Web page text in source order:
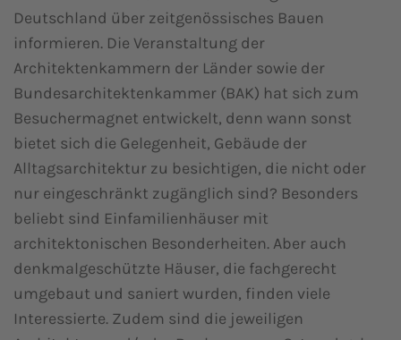
Deutschland über zeitgenössisches Bauen
informieren. Die Veranstaltung der
Architektenkammern der Länder sowie der
Bundesarchitektenkammer (BAK) hat sich zum
Besuchermagnet entwickelt, denn wann sonst
bietet sich die Gelegenheit, Gebäude der
Alltagsarchitektur zu besichtigen, die nicht oder
nur eingeschränkt zugänglich sind? Besonders
beliebt sind Einfamilienhäuser mit
architektonischen Besonderheiten. Aber auch
denkmalgeschützte Häuser, die fachgerecht
umgebaut und saniert wurden, finden viele
Interessierte. Zudem sind die jeweiligen